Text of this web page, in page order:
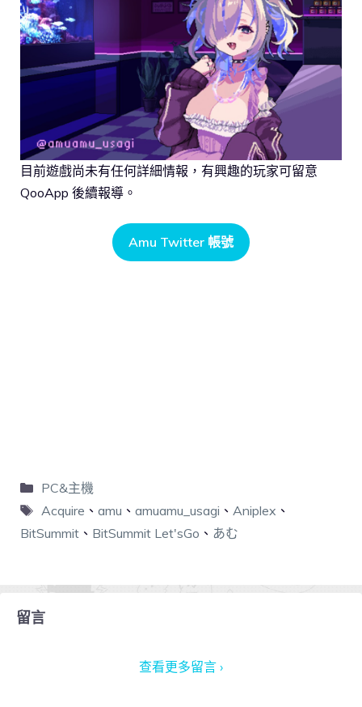
目前遊戲尚未有任何詳細情報，有興趣的玩家可留意
QooApp 後續報導。
Amu Twitter 帳號
PC&主機
Acquire 、 amu 、 amuamu_usagi 、 Aniplex 、
BitSummit 、 BitSummit Let'sGo 、 あむ
留言
查看更多留言 ›